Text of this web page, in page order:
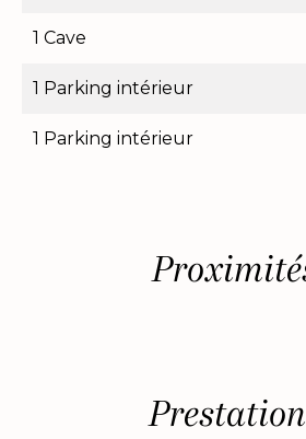
1 Cave
1 Parking intérieur
1 Parking intérieur